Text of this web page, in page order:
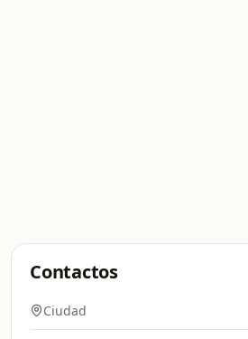
Contactos
Ciudad